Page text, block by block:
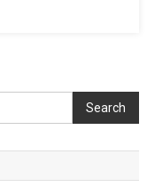
Search